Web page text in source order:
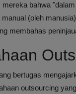
bahwa
(oleh
membahas
bertugas
outsourcing